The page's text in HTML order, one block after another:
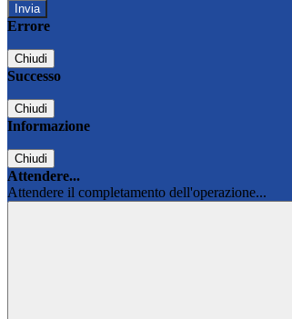
Errore
Chiudi
Successo
Chiudi
Informazione
Chiudi
Attendere...
Attendere il completamento dell'operazione...